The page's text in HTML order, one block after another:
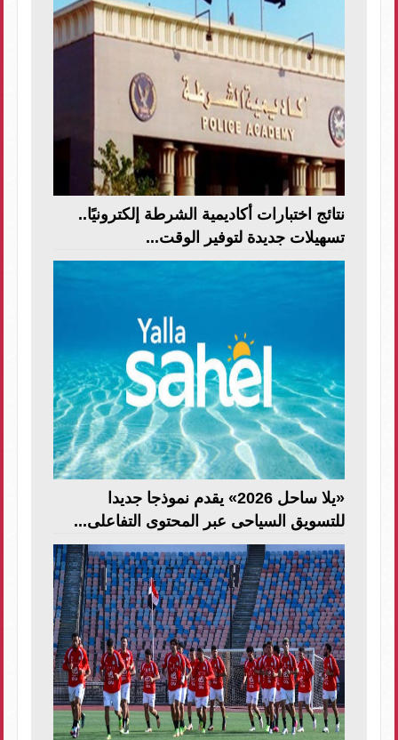
نتائج اختبارات أكاديمية الشرطة إلكترونيًا..
تسهيلات جديدة لتوفير الوقت...
«يلا ساحل 2026» يقدم نموذجا جديدا
للتسويق السياحى عبر المحتوى التفاعلى...